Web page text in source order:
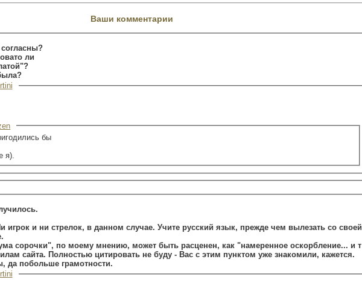
Ваши комментарии
не маловато ли
бы
я).
игрок и ни стрелок, в данном случае. Учите русский язык, прежде чем вылезать со своей
сорочки", по моему мнению, может быть расценен, как "намеренное оскорбление... и т
сайта. Полностью цитировать не буду - Вас с этим пунктом уже знакомили, кажется.
побольше грамотности.